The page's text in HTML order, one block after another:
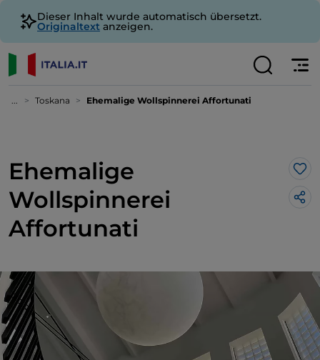
Dieser Inhalt wurde automatisch übersetzt.
Originaltext anzeigen.
... Toskana Ehemalige Wollspinnerei Affortunati
Ehemalige
Wollspinnerei
Affortunati